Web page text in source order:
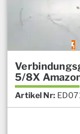
5/8X
Artikel Nr: